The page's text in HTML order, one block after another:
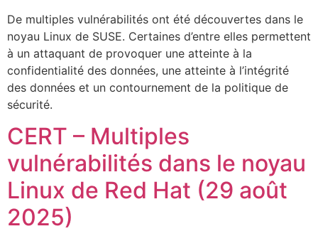
De multiples vulnérabilités ont été découvertes dans le
noyau Linux de SUSE. Certaines d’entre elles permettent
à un attaquant de provoquer une atteinte à la
confidentialité des données, une atteinte à l’intégrité
des données et un contournement de la politique de
sécurité.
CERT – Multiples
vulnérabilités dans le noyau
Linux de Red Hat (29 août
2025)